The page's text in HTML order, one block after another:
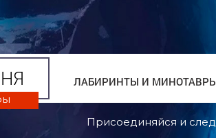
ЛАБИРИНТЫ И
Присоединяйся и